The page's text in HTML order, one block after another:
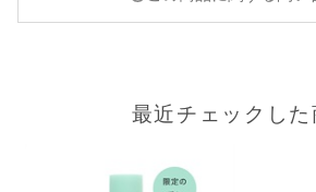
最近チェックした